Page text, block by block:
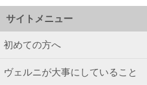
サイトメニュー
初めての方へ
ヴェルニが大事にしていること